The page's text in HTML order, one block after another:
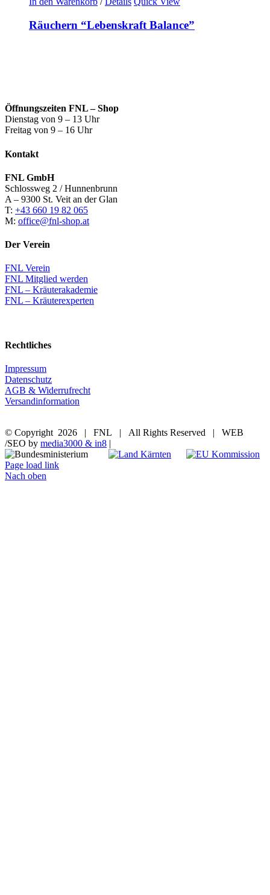
Räuchern “Lebenskraft Balance”
Öffnungszeiten FNL – Shop
Dienstag von 9 – 13 Uhr
Freitag von 9 – 16 Uhr
Kontakt
FNL GmbH
Schlossweg 2 / Hunnenbrunn
A – 9300 St. Veit an der Glan
T: +43 660 19 82 065
M: office@fnl-shop.at
Der Verein
FNL Verein
FNL Mitglied werden
FNL – Kräuterakademie
FNL – Kräuterexperten
Rechtliches
Impressum
Datenschutz
AGB & Widerrufrecht
Versandinformation
© Copyright 2026 | FNL | All Rights Reserved | WEB
/SEO by media3000 & in8 |
Page load link
Nach oben